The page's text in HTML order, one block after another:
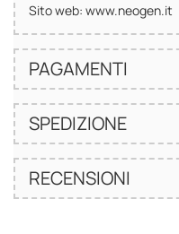
Sito web: www.neogen.it
PAGAMENTI
SPEDIZIONE
RECENSIONI